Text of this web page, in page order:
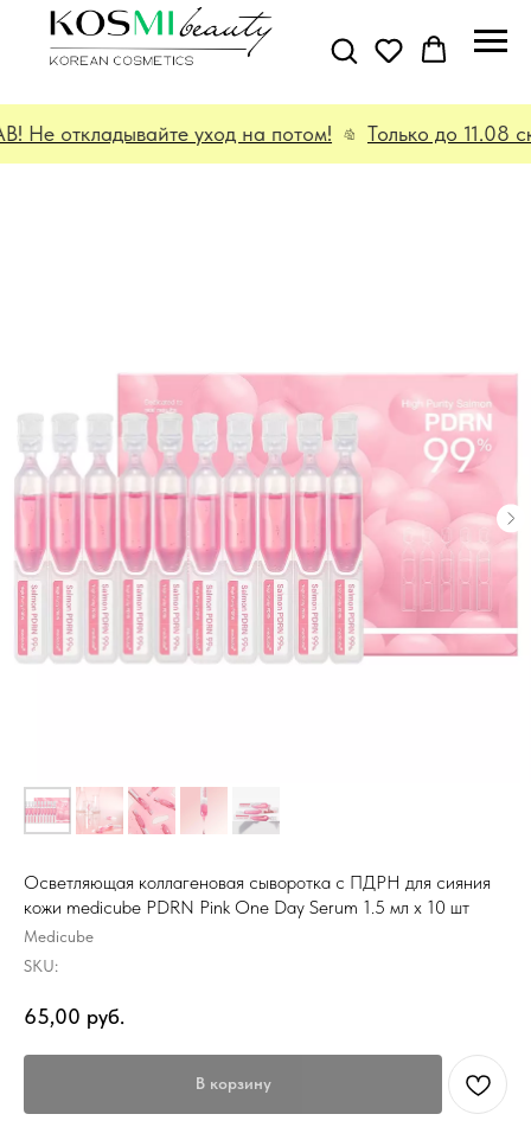
откладывайте уход на потом! Только до 11.08
Осветляющая коллагеновая сыворотка с ПДРН для сияния
кожи medicube PDRN Pink One Day Serum 1.5 мл х 10 шт
Medicube
SKU:
65,00 руб.
В корзину